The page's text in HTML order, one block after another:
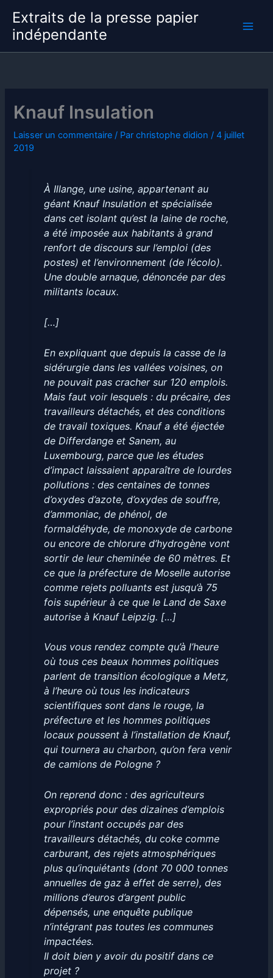
contenu
Extraits de la presse papier
indépendante
Knauf Insulation
Laisser un commentaire / Parchristophe didion /4 juillet
2019
À Illange, une usine, appartenant au
géant Knauf Insulation et spécialisée
dans cet isolant qu’est la laine de roche,
a été imposée aux habitants à grand
renfort de discours sur l’emploi (des
postes) et l’environnement (de l’écolo).
Une double arnaque, dénoncée par des
militants locaux.
[…]
En expliquant que depuis la casse de la
sidérurgie dans les vallées voisines, on
ne pouvait pas cracher sur 120 emplois.
Mais faut voir lesquels : du précaire, des
travailleurs détachés, et des conditions
de travail toxiques. Knauf a été éjectée
de Differdange et Sanem, au
Luxembourg, parce que les études
d’impact laissaient apparaître de lourdes
pollutions : des centaines de tonnes
d’oxydes d’azote, d’oxydes de souffre,
d’ammoniac, de phénol, de
formaldéhyde, de monoxyde de carbone
ou encore de chlorure d’hydrogène vont
sortir de leur cheminée de 60 mètres. Et
ce que la préfecture de Moselle autorise
comme rejets polluants est jusqu’à 75
fois supérieur à ce que le Land de Saxe
autorise à Knauf Leipzig. […]
Vous vous rendez compte qu’à l’heure
où tous ces beaux hommes politiques
parlent de transition écologique a Metz,
à l’heure où tous les indicateurs
scientifiques sont dans le rouge, la
préfecture et les hommes politiques
locaux poussent à l’installation de Knauf,
qui tournera au charbon, qu’on fera venir
de camions de Pologne ?
On reprend donc : des agriculteurs
expropriés pour des dizaines d’emplois
pour l’instant occupés par des
travailleurs détachés, du coke comme
carburant, des rejets atmosphériques
plus qu’inquiétants (dont 70 000 tonnes
annuelles de gaz à effet de serre), des
millions d’euros d’argent public
dépensés, une enquête publique
n’intégrant pas toutes les communes
impactées.
Il doit bien y avoir du positif dans ce
projet ?